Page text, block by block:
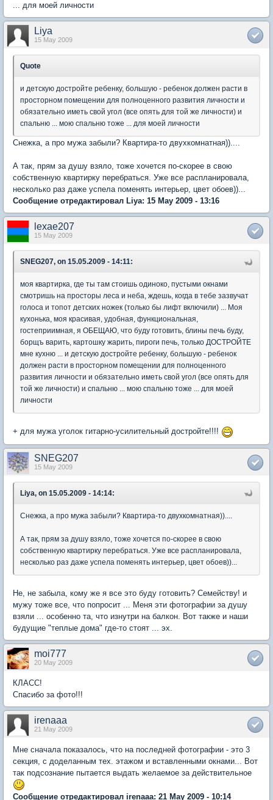
... для моей личности
Liya
15 May 2009
Quote
и детскую достройте ребенку, большую - ребенок должен расти в
просторном помещении для полноценного развития личности и
обязательно иметь свой угол (все опять для той же личности) и
спальню ... мою спальню тоже ... для моей личности
Снежка, а про мужа забыли? Квартира-то двухкомнатная))....
А так, прям за душу взяло, тоже хочется по-скорее в свою
собственную квартирку перебраться. Уже все распланировала,
несколько раз даже успела поменять интерьер, цвет обоев))...
Сообщение отредактировал Liya: 15 May 2009 - 13:16
lexae207
15 May 2009
SNEG207, on 15.05.2009 - 14:11:
моя квартирка, где ты там стоишь одиноко, пустыми окнами
смотришь на просторы леса и неба, ждешь, когда в тебе зазвучат
голоса и топот детских ножек (только бы лифт включили) ... Моя
кухонька, моя красивая, удобная, функциональная,
гостеприимная, я ОБЕЩАЮ, что буду готовить, блины печь буду,
борщъ варить, картошку жарить, пироги печь, только ДОСТРОЙТЕ
мне кухню ... и детскую достройте ребенку, большую - ребенок
должен расти в просторном помещении для полноценного
развития личности и обязательно иметь свой угол (все опять для
той же личности) и спальню ... мою спальню тоже ... для моей
личности
+ для мужа уголок гитарно-усилительный достройте!!!!
SNEG207
15 May 2009
Liya, on 15.05.2009 - 14:14:
Снежка, а про мужа забыли? Квартира-то двухкомнатная))....
А так, прям за душу взяло, тоже хочется по-скорее в свою
собственную квартирку перебраться. Уже все распланировала,
несколько раз даже успела поменять интерьер, цвет обоев))...
Не, не забыла, кому же я все это буду готовить? Семейству! и
мужу тоже все, что попросит ... Меня эти фотографии за душу
взяли ... особенно та, что изнутри на балкон. Вот также и наши
будущие "теплые дома" где-то стоят ... эх.
moi777
20 May 2009
КЛАСС!
Спасибо за фото!!!
irenaaa
21 May 2009
Мне сначала показалось, что на последней фотографии - это 3
секция, с доделанным тех. этажом и вставленными окнами... Вот
так подсознание пытается выдать желаемое за действительное
Сообщение отредактировал irenaaa: 21 May 2009 - 10:14